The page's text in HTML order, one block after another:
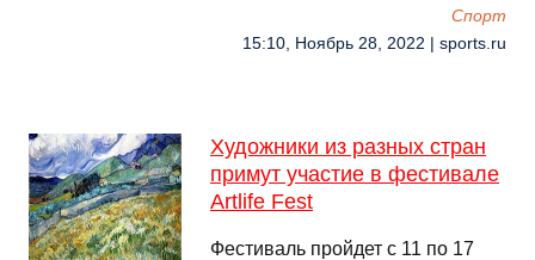
Спорт
15:10, Ноябрь 28, 2022 | sports.ru
Художники из разных стран
примут участие в фестивале
Artlife Fest
Фестиваль пройдет с 11 по 17